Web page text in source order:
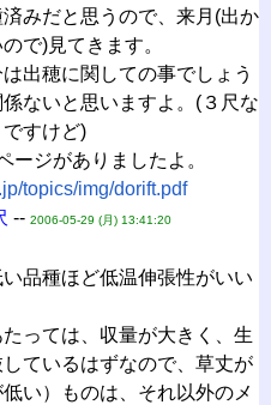
みだと思うので、来月(出か
で)見てきます。
出穂に関しての事でしょう
ないと思いますよ。(３尺な
すけど)
ージがありましたよ。
topics/img/dorift.pdf
-- 2006-05-29 (月) 13:41:20
品種ほど低温伸張性がいい
っては、収量が大きく、生
ているはずなので、草丈が
い）ものは、それ以外のメ